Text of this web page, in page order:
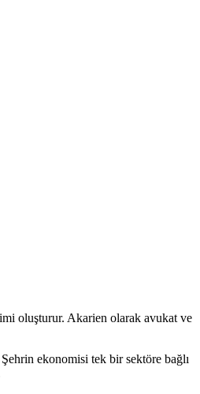
oluşturur. Akarien olarak avukat ve
ekonomisi tek bir sektöre bağlı